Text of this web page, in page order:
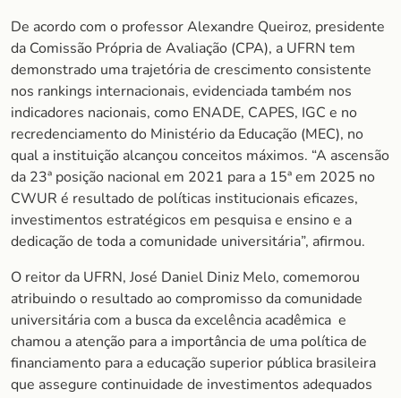
De acordo com o professor Alexandre Queiroz, presidente
da Comissão Própria de Avaliação (CPA), a UFRN tem
demonstrado uma trajetória de crescimento consistente
nos rankings internacionais, evidenciada também nos
indicadores nacionais, como ENADE, CAPES, IGC e no
recredenciamento do Ministério da Educação (MEC), no
qual a instituição alcançou conceitos máximos. “A ascensão
da 23ª posição nacional em 2021 para a 15ª em 2025 no
CWUR é resultado de políticas institucionais eficazes,
investimentos estratégicos em pesquisa e ensino e a
dedicação de toda a comunidade universitária”, afirmou.
O reitor da UFRN, José Daniel Diniz Melo, comemorou
atribuindo o resultado ao compromisso da comunidade
universitária com a busca da excelência acadêmica e
chamou a atenção para a importância de uma política de
financiamento para a educação superior pública brasileira
que assegure continuidade de investimentos adequados